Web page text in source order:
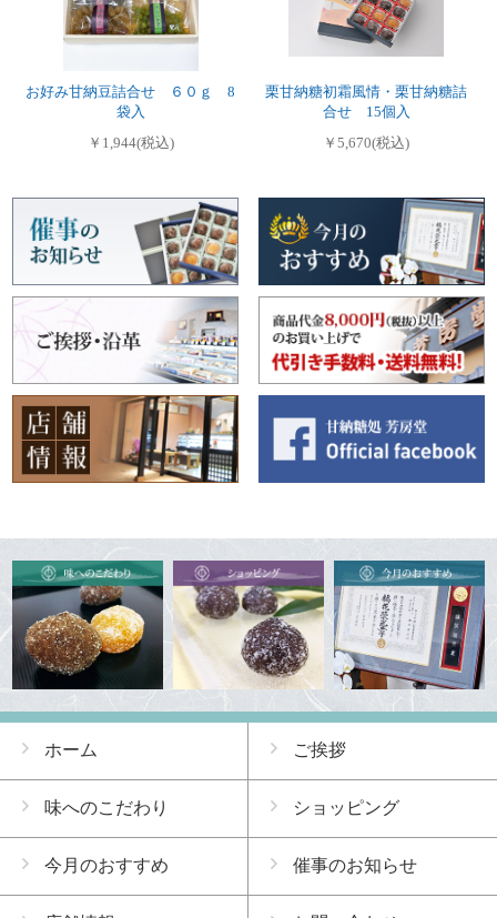
お好み甘納豆詰合せ ６０ｇ 8
袋入
￥1,944(税込)
栗甘納糖初霜風情・栗甘納糖詰
合せ 15個入
￥5,670(税込)
ホーム ご挨拶
味へのこだわり ショッピング
今月のおすすめ 催事のお知らせ